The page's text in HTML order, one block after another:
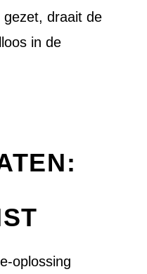
gezet, draait de
in de
oplossing